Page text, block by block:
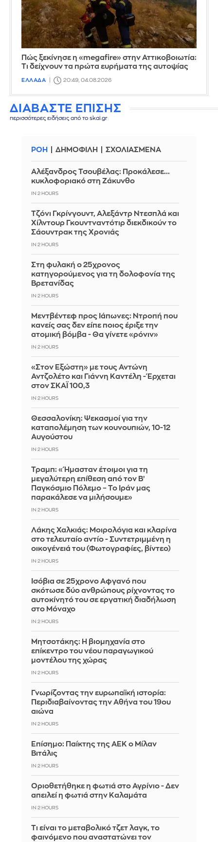
Πώς ξεκίνησε η «megafire» στην Αττικοβοιωτία:
Τι δείχνουν τα πρώτα ευρήματα της αυτοψίας
ΕΛΛΑΔΑ 20:49, 04.08.2026
ΔΙΑΒΑΣΤΕ ΕΠΙΣΗΣ
περισσότερες ειδήσεις από το skai.gr
ΡΟΗ ΔΗΜΟΦΙΛΗ ΣΧΟΛΙΑΣΜΕΝΑ
Αλέξανδρος Τσουβέλας: Προκάλεσε...
κυκλοφοριακό στη Ζάκυνθο
IN 2 HOURS
Τζόνι Γκρίνγουντ, Αλεξάντρ Ντεσπλά και
Χίλντουρ Γκουντναντότιρ διεκδικούν το
Σάουντρακ της Χρονιάς
IN 2 HOURS
Στη φυλακή ο 25χρονος
κατηγορούμενος για τη δολοφονία της
Βρετανίδας
IN 2 HOURS
Μεντβέντεφ προς Ιάπωνες: Ντροπή που
κανείς σας δεν είπε ποιος έριξε την
ατομική βόμβα - Θα γίνετε «ρόνιν»
IN 2 HOURS
«Στον Εξώστη» με τους Αντώνη
Αντζολέτο και Γιάννη Καντέλη - Έρχεται
στον ΣΚΑΪ 100,3
IN 2 HOURS
Θεσσαλονίκη: Ψεκασμοί για την
καταπολέμηση των κουνουπιών, 10-12
Αυγούστου
IN 2 HOURS
Τραμπ: «Ήμασταν έτοιμοι για τη
μεγαλύτερη επίθεση από τον Β’
Παγκόσμιο Πόλεμο – Το Ιράν μας
παρακάλεσε να μιλήσουμε»
IN 2 HOURS
Λάκης Χαλκιάς: Mοιρολόγια και κλαρίνα
στο τελευταίο αντίο - Συντετριμμένη η
οικογένειά του (Φωτογραφίες, βίντεο)
IN 2 HOURS
Ισόβια σε 25χρονο Αφγανό που
σκότωσε δύο ανθρώπους ρίχνοντας το
αυτοκίνητό του σε εργατική διαδήλωση
στο Μόναχο
IN 2 HOURS
Μητσοτάκης: Η βιομηχανία στο
επίκεντρο του νέου παραγωγικού
μοντέλου της χώρας
IN 2 HOURS
Γνωρίζοντας την ευρωπαϊκή ιστορία:
Περιδιαβαίνοντας την Αθήνα του 19ου
αιώνα
IN 2 HOURS
Επίσημο: Παίκτης της ΑΕΚ ο Μίλαν
Βιτάλις
IN 2 HOURS
Οριοθετήθηκε η φωτιά στο Αγρίνιο - Δεν
απειλεί η φωτιά στην Καλαμάτα
IN 2 HOURS
Τι είναι το μεταβολικό τζετ λαγκ, το
φαινόμενο που αναστατώνει τον